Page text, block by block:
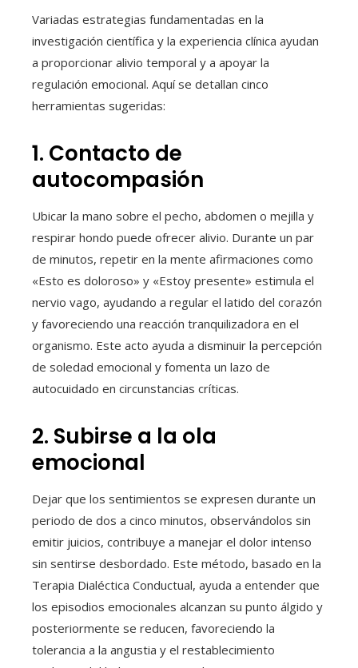
Variadas estrategias fundamentadas en la
investigación científica y la experiencia clínica ayudan
a proporcionar alivio temporal y a apoyar la
regulación emocional. Aquí se detallan cinco
herramientas sugeridas:
1. Contacto de
autocompasión
Ubicar la mano sobre el pecho, abdomen o mejilla y
respirar hondo puede ofrecer alivio. Durante un par
de minutos, repetir en la mente afirmaciones como
«Esto es doloroso» y «Estoy presente» estimula el
nervio vago, ayudando a regular el latido del corazón
y favoreciendo una reacción tranquilizadora en el
organismo. Este acto ayuda a disminuir la percepción
de soledad emocional y fomenta un lazo de
autocuidado en circunstancias críticas.
2. Subirse a la ola
emocional
Dejar que los sentimientos se expresen durante un
periodo de dos a cinco minutos, observándolos sin
emitir juicios, contribuye a manejar el dolor intenso
sin sentirse desbordado. Este método, basado en la
Terapia Dialéctica Conductual, ayuda a entender que
los episodios emocionales alcanzan su punto álgido y
posteriormente se reducen, favoreciendo la
tolerancia a la angustia y el restablecimiento